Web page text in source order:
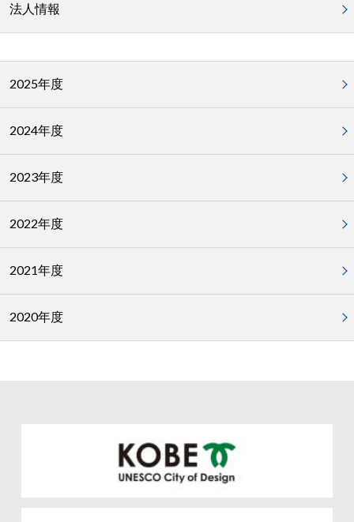
法人情報
2025年度
2024年度
2023年度
2022年度
2021年度
2020年度